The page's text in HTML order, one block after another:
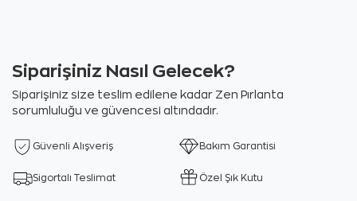
Siparişiniz Nasıl Gelecek?
Siparişiniz size teslim edilene kadar Zen Pırlanta
sorumluluğu ve güvencesi altındadır.
Güvenli Alışveriş Bakım Garantisi
Sigortalı Teslimat Özel Şık Kutu